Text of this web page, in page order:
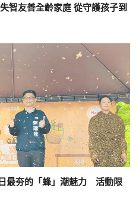
智友善全齡家庭 從守護孩子到
最夯的「蜂」潮魅力 活動限